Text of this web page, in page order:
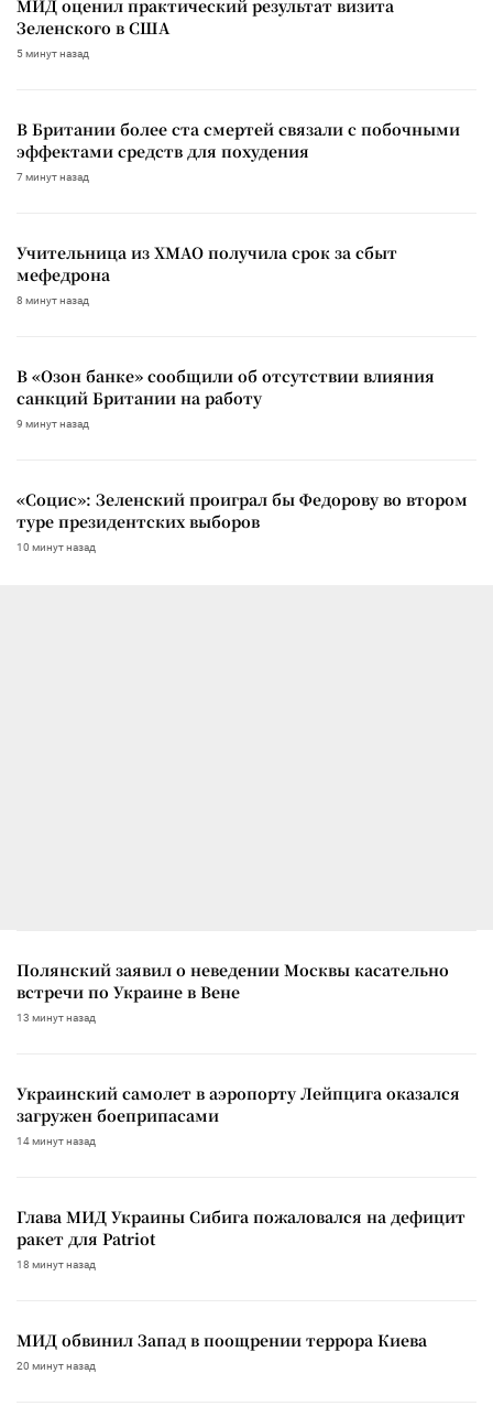
МИД оценил практический результат визита
Зеленского в США
5 минут назад
В Британии более ста смертей связали с побочными
эффектами средств для похудения
7 минут назад
Учительница из ХМАО получила срок за сбыт
мефедрона
8 минут назад
В «Озон банке» сообщили об отсутствии влияния
санкций Британии на работу
9 минут назад
«Социс»: Зеленский проиграл бы Федорову во втором
туре президентских выборов
10 минут назад
Полянский заявил о неведении Москвы касательно
встречи по Украине в Вене
13 минут назад
Украинский самолет в аэропорту Лейпцига оказался
загружен боеприпасами
14 минут назад
Глава МИД Украины Сибига пожаловался на дефицит
ракет для Patriot
18 минут назад
МИД обвинил Запад в поощрении террора Киева
20 минут назад